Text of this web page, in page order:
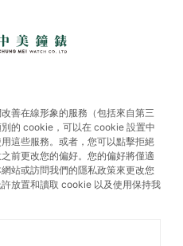
善在線形象的服務（包括來自第三
的 cookie，可以在 cookie 設置中
這些服務。或者，您可以點擊拒絕
前更改您的偏好。您的偏好將僅適
站或訪問我們的隱私政策來更改您
放置和讀取 cookie 以及使用保持我